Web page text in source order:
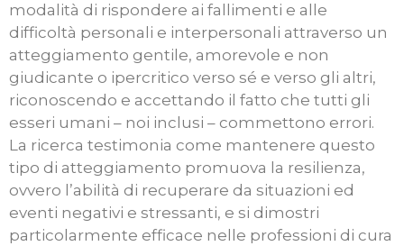
modalità di rispondere ai fallimenti e alle
difficoltà personali e interpersonali attraverso un
atteggiamento gentile, amorevole e non
giudicante o ipercritico verso sé e verso gli altri,
riconoscendo e accettando il fatto che tutti gli
esseri umani – noi inclusi – commettono errori.
La ricerca testimonia come mantenere questo
tipo di atteggiamento promuova la resilienza,
ovvero l’abilità di recuperare da situazioni ed
eventi negativi e stressanti, e si dimostri
particolarmente efficace nelle professioni di cura